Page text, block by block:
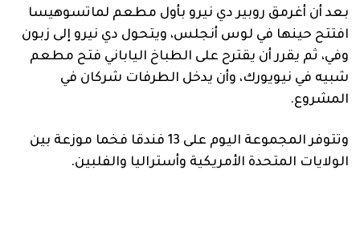
بعد أن أغرمق روبير دي نيرو بأول مطعم لماتسوهيسا
افتتح حينها في لوس أنجلس، ويتحول دي نيرو إلى زبون
وفي، ثم يقرر أن يقترح على الطباخ الياباني فتح مطعم
شبيه في نيويورك، وأن يدخل الطرفات شركان في
المشروع.
وتتوفر المجموعة اليوم على 13 فندقا فخما موزعة بين
الولايات المتحدة الأمريكية وأستراليا والفلبين.